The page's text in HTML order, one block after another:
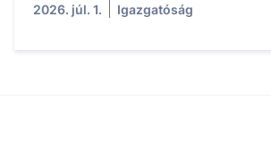
2026. júl. 1. Igazgatóság